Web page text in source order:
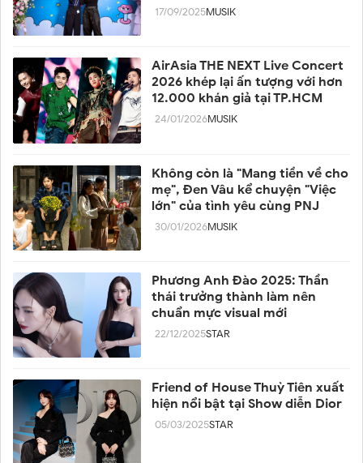
17/09/2025MUSIK
AirAsia THE NEXT Live Concert
2026 khép lại ấn tượng với hơn
12.000 khán giả tại TP.HCM
24/01/2026MUSIK
Không còn là "Mang tiền về cho
mẹ", Đen Vâu kể chuyện "Việc
lớn" của tình yêu cùng PNJ
30/01/2026MUSIK
Phương Anh Đào 2025: Thần
thái trưởng thành làm nên
chuẩn mực visual mới
22/12/2025STAR
Friend of House Thuỳ Tiên xuất
hiện nổi bật tại Show diễn Dior
05/03/2025STAR